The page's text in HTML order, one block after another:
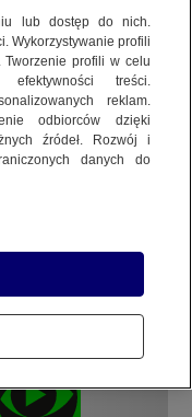
TVN S.A. / TVN Media Sp. z
że dalsze
zjedliście w Tłusty
lub dostęp do nich.
Wykorzystywanie profili
profili w celu
efektywności treści.
reklam.
odbiorców dzięki
źródeł. Rozwój i
danych do